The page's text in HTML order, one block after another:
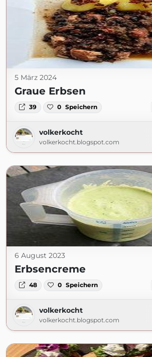
5 März 2024
Graue Erbsen
39 0 Speichern
volkerkocht
volkerkocht.blogspot.com
6 August 2023
Erbsencreme
48 0 Speichern
volkerkocht
volkerkocht.blogspot.com